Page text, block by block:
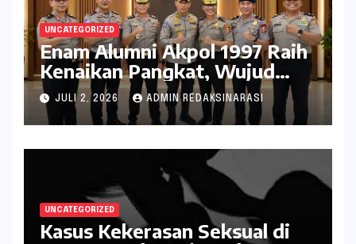
UNCATEGORIZED
Enam Alumni Akpol 1997 Raih
Kenaikan Pangkat, Wujud
Penghargaan atas Pengabdian
kepada Negara
JULI 2, 2026 ADMIN REDAKSINARASI
UNCATEGORIZED
Kasus Kekerasan Seksual di